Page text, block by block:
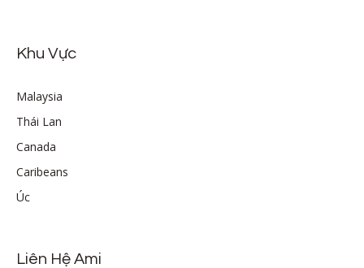
Khu Vực
Malaysia
Thái Lan
Canada
Caribeans
Úc
Liên Hệ Ami